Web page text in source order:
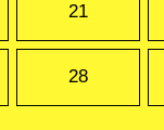
21
28